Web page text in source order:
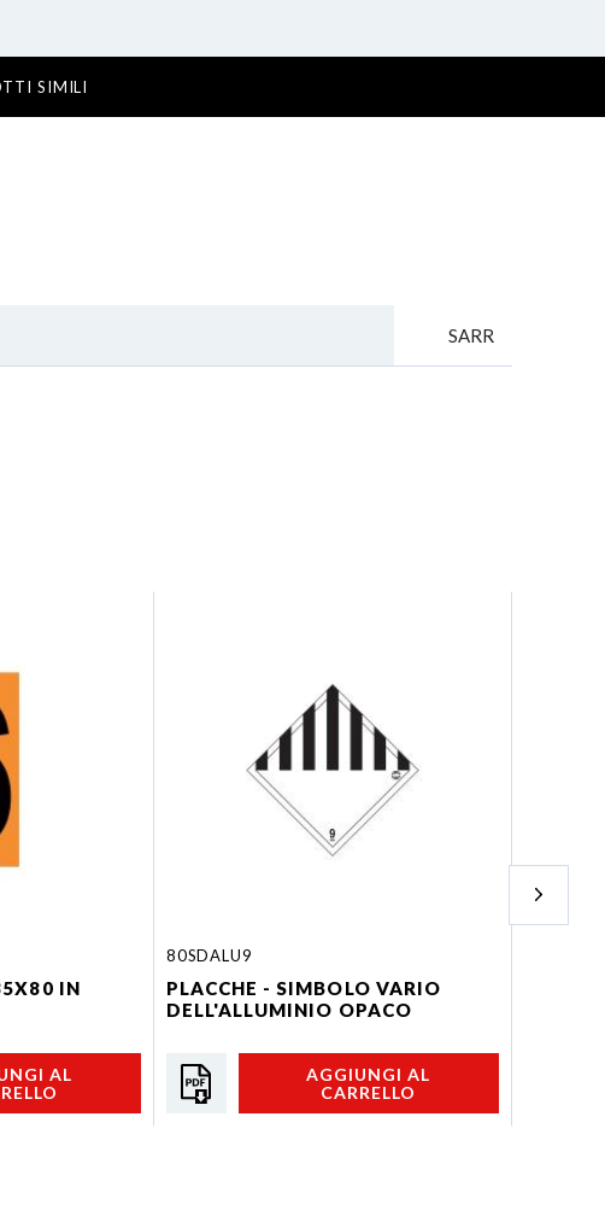
SIMILI
SARR
IN
AL
80SDALU9
PLACCHE - SIMBOLO VARIO
DELL'ALLUMINIO OPACO
AGGIUNGI AL
CARRELLO